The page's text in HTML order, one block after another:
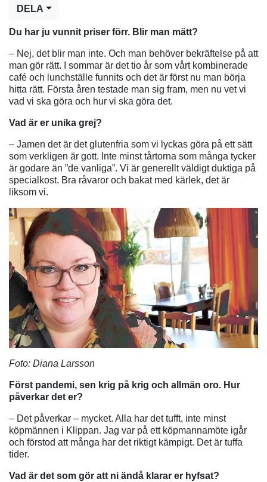
DELA
Du har ju vunnit priser förr. Blir man mätt?
– Nej, det blir man inte. Och man behöver bekräftelse på att
man gör rätt. I sommar är det tio år som vårt kombinerade
café och lunchställe funnits och det är först nu man börja
hitta rätt. Första åren testade man sig fram, men nu vet vi
vad vi ska göra och hur vi ska göra det.
Vad är er unika grej?
– Jamen det är det glutenfria som vi lyckas göra på ett sätt
som verkligen är gott. Inte minst tårtorna som många tycker
är godare än ”de vanliga”. Vi är generellt väldigt duktiga på
specialkost. Bra råvaror och bakat med kärlek, det är
liksom vi.
Foto: Diana Larsson
Först pandemi, sen krig på krig och allmän oro. Hur
påverkar det er?
– Det påverkar – mycket. Alla har det tufft, inte minst
köpmännen i Klippan. Jag var på ett köpmannamöte igår
och förstod att många har det riktigt kämpigt. Det är tuffa
tider.
Vad är det som gör att ni ändå klarar er hyfsat?